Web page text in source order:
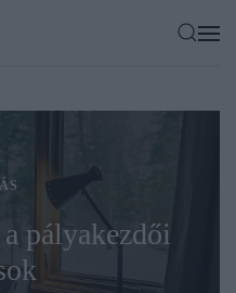
pályakezdői